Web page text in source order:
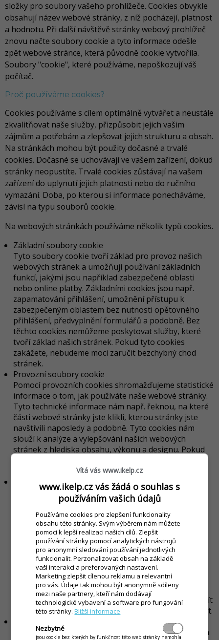
složky pro soubory vašeho prohlížeče. Cookies obvykle
obsahují název webové stránky, z níž pocházejí, platnost
a hodnotu. Při další návštěvě stránky webový prohlížeč
znovu načte soubory cookie a tyto informace odešle
zpět webové stránce, která původně cookie vytvořila.
Soubory "cookie", které používáme, nepoškozují váš
počítač.
Proč používáme cookies?
Cookies používáme s cílem optimálně vytvářet a neustále
zkvalitňovat naše služby, přizpůsobit jejich vašim
zájmům a potřebám a zlepšovat jejich strukturu a obsah.
Na stránkách mohou být použity dočasné a trvalé
cookies. Dočasné se uchovávají ve vašem zařízení, dokud
stránky neopustíte. Trvalé cookies zůstávají na vašem
zařízení do uplynutí jejich platnosti nebo do ručního
vymazání. Doba, po kterou si informace ponecháváme,
závisí na typu souborů cookie.
Na webových stránkách používáme několik typů cookies.
Základní soubory cookie
Tyto soubory cookie tvoří základ pro provoz našich
webových stránek a umožňují používání základních
funkcí, jakými jsou například zabezpečené oblasti
nebo online platby. Základními cookies jsou např.
zapamatování přihlášení, umožnění přístupu k
zabezpečeným oblastem bez nutnosti opětovného
přihlášení, předvyplnění formulářů a podobně. Bez
těchto cookies nemůžeme poskytovat služby, které
tvoří základ našich stránek. Pokud tyto cookies
zakážete, nebudeme moci zaručit bezchybný chod
stránek.
Provozní soubory cookie
Pomocí provozních cookies shromažďujeme statistické
informace o tom, jak používáte naše webové stránky.
Tyto technické informace nám např. řeknou, na které
části webové stránky jste klikli, kterou stránky jste
navštívili naposledy a podobně. Tyto cookies nám
slouží k analýze a vylepšování našich webových
stránek z hlediska obsahu, výkonu a designu. Pokud
bezchybný chod našich stránek.
Funkční soubory cookie
Funkční soubory cookie nejsou nezbytné, ale
pomáhají nám vylepšit funkčnost našich webových
stránek. Jde například o zapamatování nastavení
zvolených při předchozí návštěvě stránky, např.
rozložení obsahu, výběr lokality a podobně, abyste je
nemuseli znovu nastavovat. Pomocí těchto cookies
zjišťujeme, zda vám již byla nabídnuta určitá služba
nebo poskytujeme informace z vaší aktuální oblasti,
pokud souhlasíte se sdílením těchto informací. Ačkoli
použití těchto cookies záleží výhradně na vašem
nastavení, jejich případným vypnutím byste mohli přijít
o některé služby, které bychom vám mohli poskytovat.
Reklamní soubory cookie můžeme používat na našich
Vítá vás www.ikelp.cz
www.ikelp.cz vás žádá o souhlas s
používáním vašich údajů
Používáme cookies pro zlepšení funkcionality
obsahu této stránky. Svým výběrem nám můžete
pomoci k lepší realizaci našich cílů. Zlepšit
používání stránky pomocí analytických nástrojů
pro anonymní sledování používání jednotlivých
funkcionalit. Perzonalizovat obsah na základě
vaší interakci a preferovaných nastavení.
Marketing zlepšit cílenou reklamu a relevantní
pro vás. Údaje tak mohou být anonymně sdíleny
mezi naše partnery, kteří nám dodávají
technologické vybavení a software pro fungování
této stránky.Bližší informace
Nezbytné
jsou cookie bez kterých by funkčnost této web stránky nemohla